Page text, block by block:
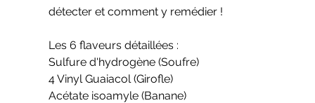
détecter et comment y remédier !
Les 6 flaveurs détaillées :
Sulfure d'hydrogène (Soufre)
4 Vinyl Guaiacol (Girofle)
Acétate isoamyle (Banane)